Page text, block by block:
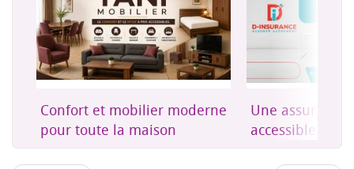
Confort et mobilier moderne
pour toute la maison
Une
accessible à